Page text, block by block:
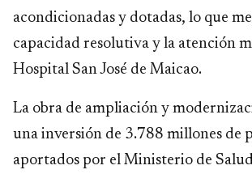
acondicionadas y dotadas, lo que
capacidad resolutiva y la atención
Hospital San José de Maicao.
La obra de ampliación y
una inversión de 3.788 millones de
aportados por el Ministerio de